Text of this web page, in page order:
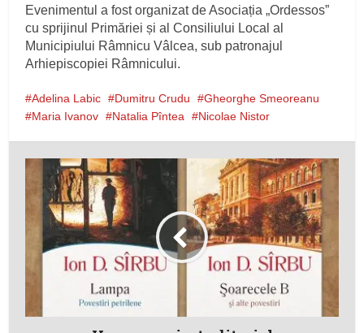
Evenimentul a fost organizat de Asociația „Ordessos”
cu sprijinul Primăriei și al Consiliului Local al
Municipiului Râmnicu Vâlcea, sub patronajul
Arhiepiscopiei Râmnicului.
Adelina Labic Dumitru Crudu
Gheorghe Smeoreanu
Maria Ivanov
Natalia Pîntea Nicolae Nistor